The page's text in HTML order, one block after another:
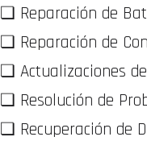
❏ Reparación de
❏ Reparación de
❏ Actualizaciones
❏ Resolución de
❏ Recuperación de